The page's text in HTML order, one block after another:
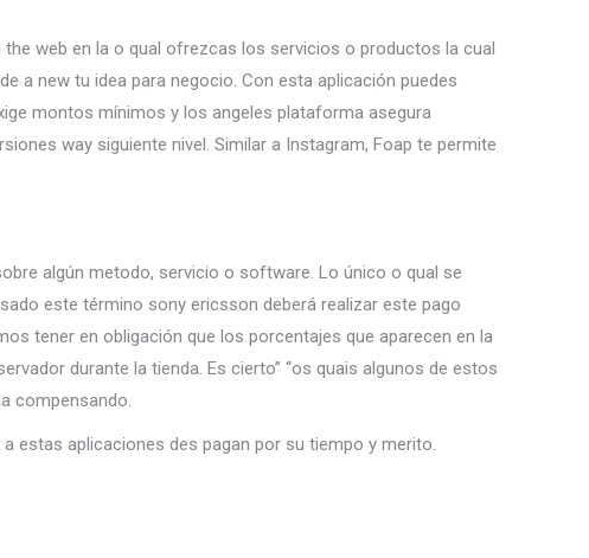
the web en la o qual ofrezcas los servicios o productos la cual
a new tu idea para negocio. Con esta aplicación puedes
montos mínimos y los angeles plataforma asegura
way siguiente nivel. Similar a Instagram, Foap te permite
algún metodo, servicio o software. Lo único o qual se
este término sony ericsson deberá realizar este pago
tener en obligación que los porcentajes que aparecen en la
durante la tienda. Es cierto” “os quais algunos de estos
compensando.
estas aplicaciones des pagan por su tiempo y merito.